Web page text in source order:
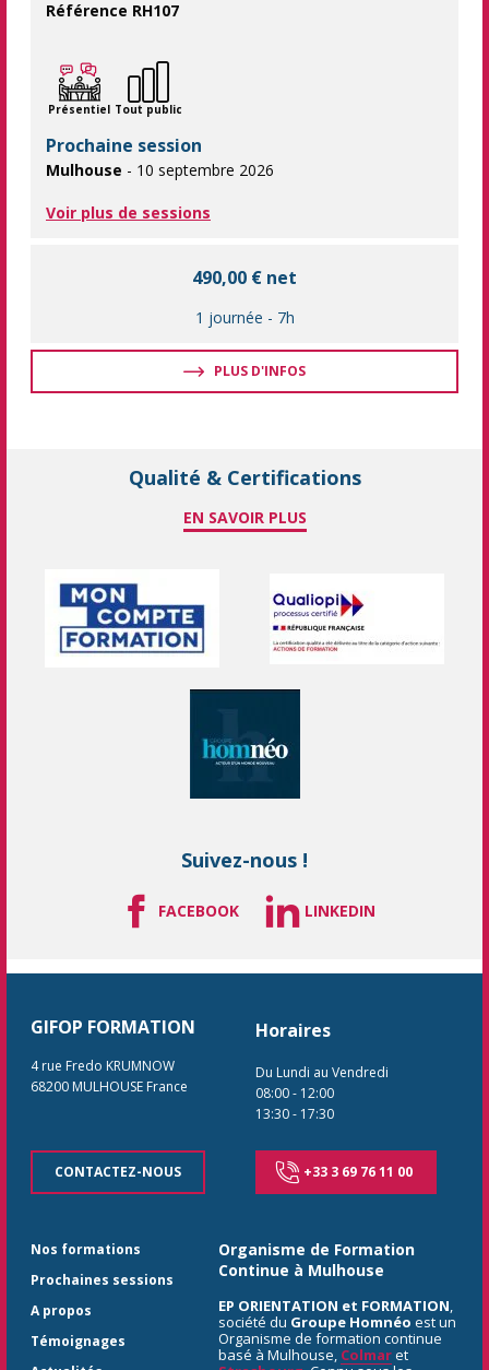
Référence RH107
Présentiel Tout public
Prochaine session
Mulhouse - 10 septembre 2026
Voir plus de sessions
490,00 € net
1 journée - 7h
PLUS D'INFOS
Qualité & Certifications
EN SAVOIR PLUS
Suivez-nous !
FACEBOOK LINKEDIN
GIFOP FORMATION
4 rue Fredo KRUMNOW
68200 MULHOUSE France
CONTACTEZ-NOUS
Horaires
Du Lundi au Vendredi
08:00- 12:00
13:30- 17:30
+33 3 69 76 11 00
Nos formations
Prochaines sessions
A propos
Témoignages
Organisme de Formation
Continue à Mulhouse
EP ORIENTATION et FORMATION,
société du Groupe Homnéo est un
Organisme de formation continue
basé à Mulhouse, Colmaret